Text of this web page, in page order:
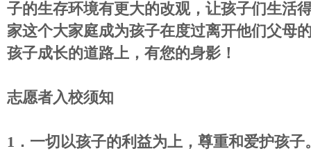
子的生存环境有更大的改观，让孩子们生活
家这个大家庭成为孩子在度过离开他们父母
孩子成长的道路上，有您的身影！
志愿者入校须知
1 ． 一切以孩子的利益为上，尊重和爱护孩子